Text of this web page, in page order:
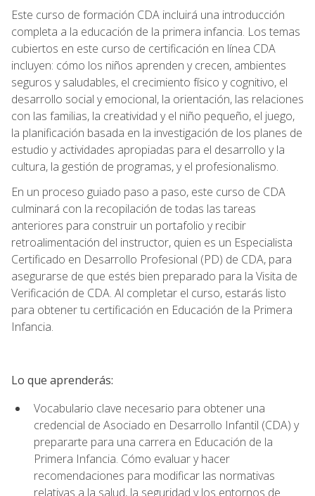
Este curso de formación CDA incluirá una introducción
completa a la educación de la primera infancia. Los temas
cubiertos en este curso de certificación en línea CDA
incluyen: cómo los niños aprenden y crecen, ambientes
seguros y saludables, el crecimiento físico y cognitivo, el
desarrollo social y emocional, la orientación, las relaciones
con las familias, la creatividad y el niño pequeño, el juego,
la planificación basada en la investigación de los planes de
estudio y actividades apropiadas para el desarrollo y la
cultura, la gestión de programas, y el profesionalismo.
En un proceso guiado paso a paso, este curso de CDA
culminará con la recopilación de todas las tareas
anteriores para construir un portafolio y recibir
retroalimentación del instructor, quien es un Especialista
Certificado en Desarrollo Profesional (PD) de CDA, para
asegurarse de que estés bien preparado para la Visita de
Verificación de CDA. Al completar el curso, estarás listo
para obtener tu certificación en Educación de la Primera
Infancia.
Lo que aprenderás:
Vocabulario clave necesario para obtener una
credencial de Asociado en Desarrollo Infantil (CDA) y
prepararte para una carrera en Educación de la
Primera Infancia. Cómo evaluar y hacer
recomendaciones para modificar las normativas
relativas a la salud, la seguridad y los entornos de